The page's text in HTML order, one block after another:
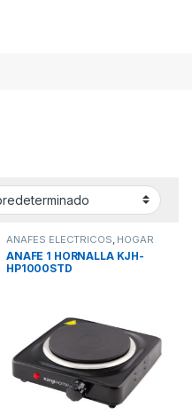
ANAFES ELECTRICOS, HOGAR
ANAFE 1 HORNALLA KJH-
HP1000STD